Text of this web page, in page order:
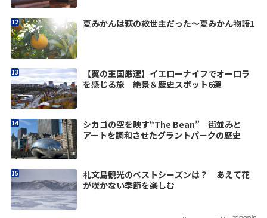
夏みかんは萩の救世主だった〜夏みかん物語1
【翼の王国厳選】イエローナイフでオーロラ
を感じる旅 絶景＆歴史スポット6選
シカゴの空を映す“The Bean” 街並みと
アートを調和させたグラントパークの歴史
礼文島観光のベストシーズンは？ あえて花
が咲かない季節を楽しむ